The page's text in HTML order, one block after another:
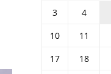
3
4
10
11
17
18